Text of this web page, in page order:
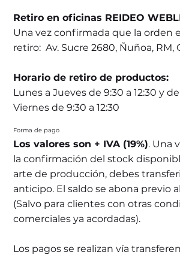
Retiro en oficinas REIDEO
Una vez confirmada que la orden
retiro: Av. Sucre 2680, Ñuñoa, RM,
Horario de retiro de productos:
Lunes a Jueves de 9:30 a 12:30 y de
Viernes de 9:30 a 12:30
Forma de pago
Los valores son + IVA (19%). Una
la confirmación del stock
arte de producción, debes
anticipo. El saldo se abona previo
(Salvo para clientes con otras
comerciales ya acordadas).
Los pagos se realizan vía